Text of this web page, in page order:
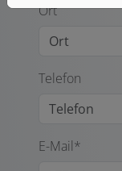
Ort
Telefon
E-Mail*